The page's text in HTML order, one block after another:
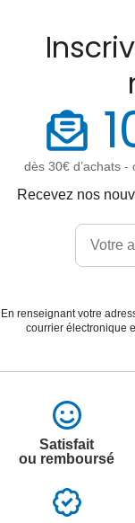
dès 30€ d’achats
Recevez nos
En renseignant votre
courrier électronique
Satisfait
ou remboursé